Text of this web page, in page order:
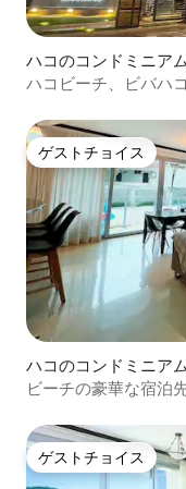
ハコのコンドミニア
ハコビーチ、ビバハ
ゲストチョイス
ゲストチョイス
ハコのコンドミニア
ビーチの豪華な宿泊
ゲストチョイス
ゲストチョイス